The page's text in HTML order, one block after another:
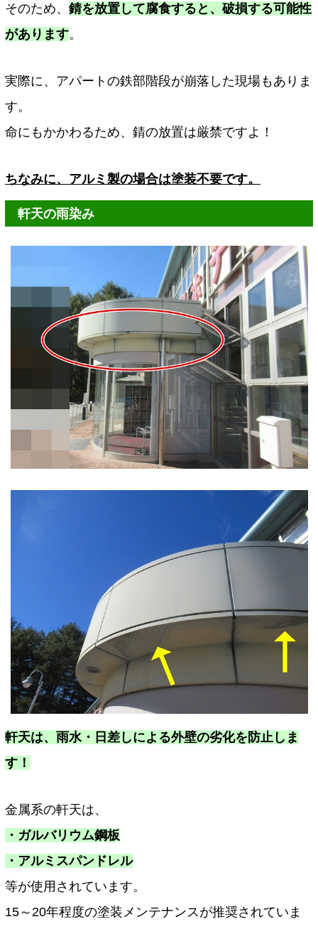
そのため、 錆を放置して腐食すると、破損する可能性
があります。
実際に、アパートの鉄部階段が崩落した現場もありま
す。
命にもかかわるため、錆の放置は厳禁ですよ！
ちなみに、アルミ製の場合は塗装不要です。
軒天の雨染み
軒天は、 雨水 ・日差しによる外壁の劣化を防止しま
す！
金属系の軒天は、
・ガルバリウム鋼板
・アルミスパンドレル
等が使用されています。
15～20年程度の塗装メンテナンスが推奨されていま